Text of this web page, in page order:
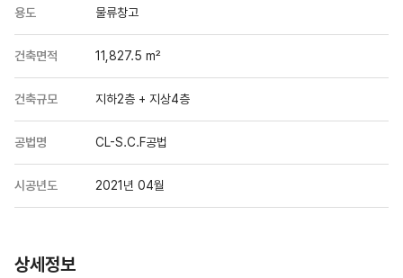
용도 물류창고
건축면적 11,827.5 m²
건축규모 지하2층 + 지상4층
공법명 CL-S.C.F공법
시공년도 2021년 04월
상세정보